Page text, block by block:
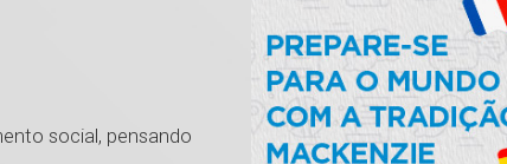
social, pensando